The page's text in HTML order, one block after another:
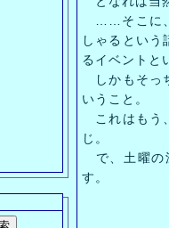
……そこに、
しゃるとい
るイベントと
しかもそっ
いうこと。
これはもう
じ。
で、土曜の
す。